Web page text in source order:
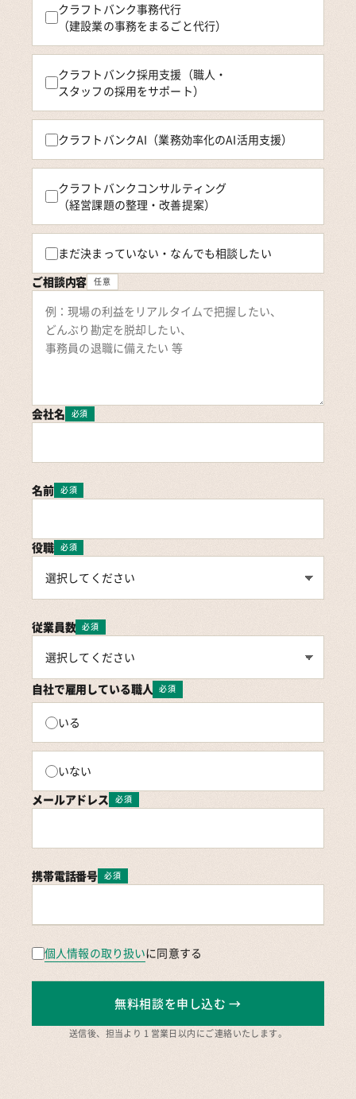
クラフトバンク事務代行
（建設業の事務をまるごと代行）
クラフトバンク採用支援（職人・
スタッフの採用をサポート）
クラフトバンクAI（業務効率化のAI活用支援）
クラフトバンクコンサルティング
（経営課題の整理・改善提案）
まだ決まっていない・なんでも相談したい
ご相談内容
任意
会社名 必須
名前 必須
役職 必須
従業員数 必須
自社で雇用している職人 必須
いる
いない
メールアドレス
必須
携帯電話番号 必須
個人情報の取り扱いに同意する
無料相談を申し込む →
送信後、担当より 1 営業日以内にご連絡いたします。